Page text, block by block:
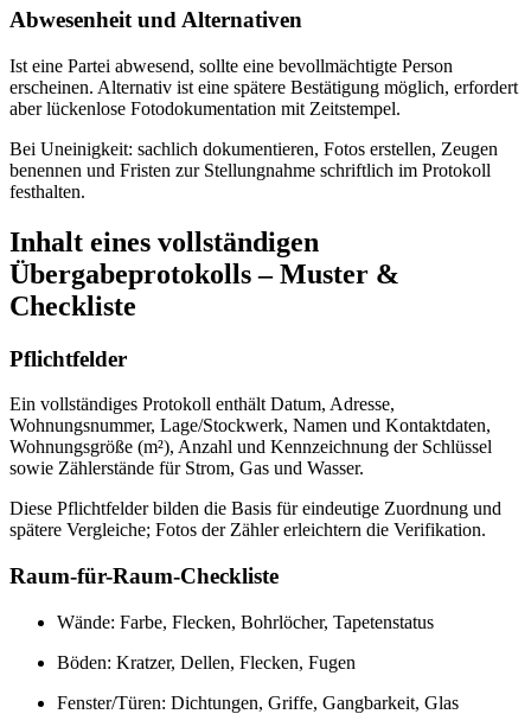
Abwesenheit und Alternativen
Ist eine Partei abwesend, sollte eine bevollmächtigte Person
erscheinen. Alternativ ist eine spätere Bestätigung möglich, erfordert
aber lückenlose Fotodokumentation mit Zeitstempel.
Bei Uneinigkeit: sachlich dokumentieren, Fotos erstellen, Zeugen
benennen und Fristen zur Stellungnahme schriftlich im Protokoll
festhalten.
Inhalt eines vollständigen
Übergabeprotokolls – Muster &
Checkliste
Pflichtfelder
Ein vollständiges Protokoll enthält Datum, Adresse,
Wohnungsnummer, Lage/Stockwerk, Namen und Kontaktdaten,
Wohnungsgröße (m²), Anzahl und Kennzeichnung der Schlüssel
sowie Zählerstände für Strom, Gas und Wasser.
Diese Pflichtfelder bilden die Basis für eindeutige Zuordnung und
spätere Vergleiche; Fotos der Zähler erleichtern die Verifikation.
Raum-für-Raum-Checkliste
Wände: Farbe, Flecken, Bohrlöcher, Tapetenstatus
Böden: Kratzer, Dellen, Flecken, Fugen
Fenster/Türen: Dichtungen, Griffe, Gangbarkeit, Glas